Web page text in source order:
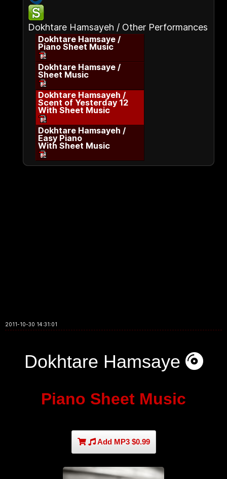
Dokhtare Hamsayeh / Other Performances
Dokhtare Hamsaye /
Piano Sheet Music
Dokhtare Hamsaye /
Sheet Music
Dokhtare Hamsayeh /
Scent of Yesterday 12
With Sheet Music
Dokhtare Hamsayeh /
Easy Piano
With Sheet Music
2011-10-30 14:31:01
Dokhtare Hamsaye
Piano Sheet Music
Add MP3 $0.99